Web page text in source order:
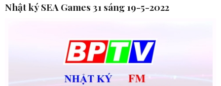
Nhật ký SEA Games 31 sáng 19-5-2022